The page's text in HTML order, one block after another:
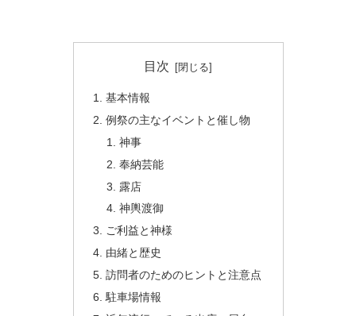
目次
基本情報
例祭の主なイベントと催し物
神事
奉納芸能
露店
神輿渡御
ご利益と神様
由緒と歴史
訪問者のためのヒントと注意点
駐車場情報